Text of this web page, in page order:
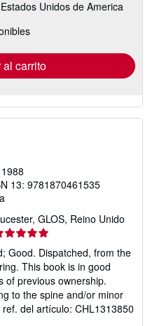
Unidos de America
carrito
13: 9781870461535
GLOS, Reino Unido
del Good. Dispatched, from the
This book is in good
of previous ownership.
to the spine and/or minor
ref. del artículo: CHL1313850